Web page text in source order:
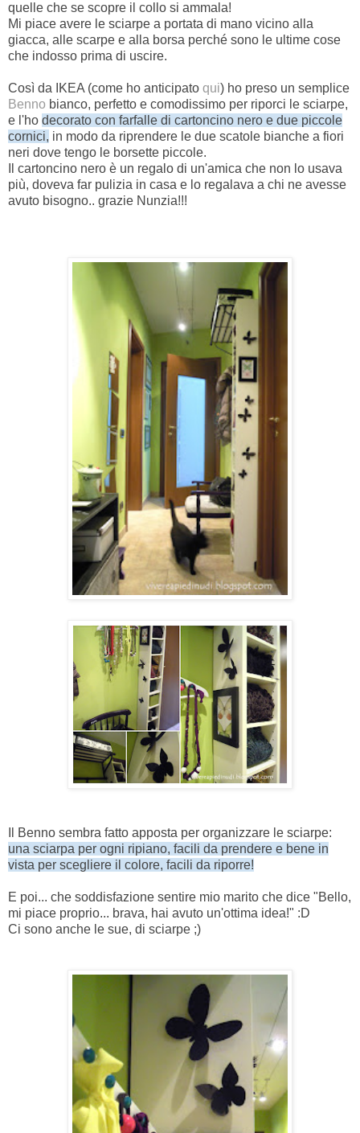
quelle che se scopre il collo si ammala!
Mi piace avere le sciarpe a portata di mano vicino alla
giacca, alle scarpe e alla borsa perché sono le ultime cose
che indosso prima di uscire.
Così da IKEA (come ho anticipato qui) ho preso un semplice
Benno bianco, perfetto e comodissimo per riporci le sciarpe,
e l'ho decorato con farfalle di cartoncino nero e due piccole
cornici, in modo da riprendere le due scatole bianche a fiori
neri dove tengo le borsette piccole.
Il cartoncino nero è un regalo di un'amica che non lo usava
più, doveva far pulizia in casa e lo regalava a chi ne avesse
avuto bisogno.. grazie Nunzia!!!
Il Benno sembra fatto apposta per organizzare le sciarpe:
una sciarpa per ogni ripiano, facili da prendere e bene in
vista per scegliere il colore, facili da riporre!
E poi... che soddisfazione sentire mio marito che dice "Bello,
mi piace proprio... brava, hai avuto un'ottima idea!" :D
Ci sono anche le sue, di sciarpe ;)